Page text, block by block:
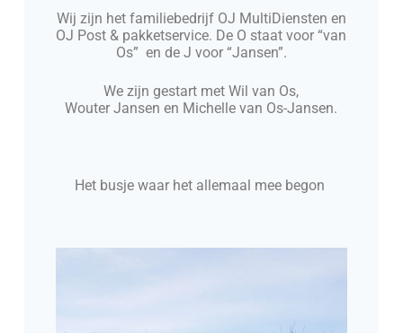
Wij zijn het familiebedrijf OJ MultiDiensten en
OJ Post & pakketservice. De O staat voor “van
Os” en de J voor “Jansen”.
We zijn gestart met Wil van Os,
Wouter Jansen en Michelle van Os-Jansen.
Het busje waar het allemaal mee begon